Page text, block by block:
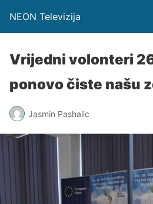
NEON Televizija
Vrijedni volonteri
ponovo čiste našu
Jasmin Pashalic